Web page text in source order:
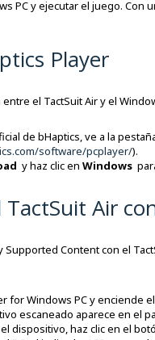
PC y ejecutar el juego.
Player
el TactSuit Air y el
de bHaptics, ve a la
software/pcplayer/).
y haz clic en Windows
Air
Content con el
for Windows PC y enciende
escaneado aparece en el
dispositivo, haz clic en el